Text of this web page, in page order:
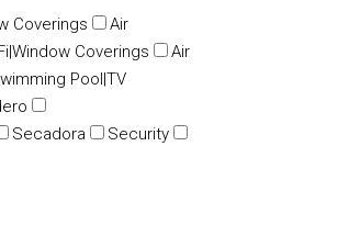
Coverings
Air
Coverings
Air
Pool|TV
Secadora
Security